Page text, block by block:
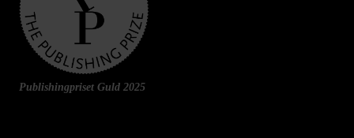
Publishingpriset Guld 2025